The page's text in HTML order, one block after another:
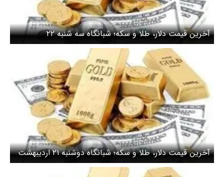
آخرین قیمت دلار، طلا و سکه؛ شبانگاه سه شنبه ۲۲
اردیبهشت ۱۴۰۵/ قیمت دلار بدون تغییر
آخرین قیمت دلار، طلا و سکه؛ شبانگاه دوشنبه ۲۱ اردیبهشت
۱۴۰۵/ دلار کانال قیمت عوض کرد